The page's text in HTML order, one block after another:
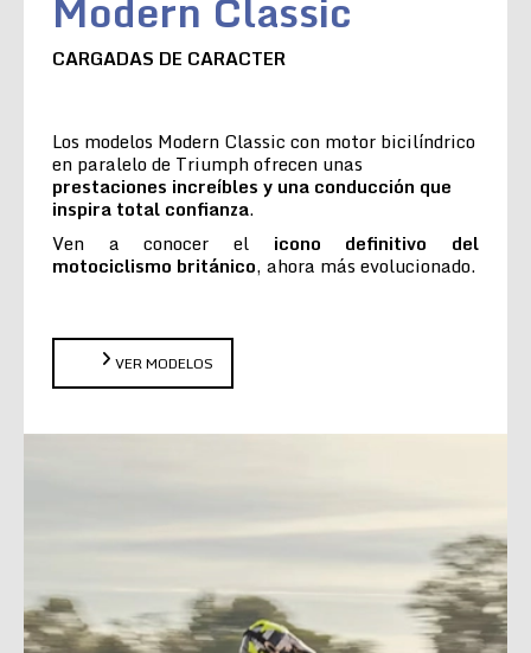
CARGADAS DE CARACTER
Los modelos Modern Classic con motor bicilíndrico
en paralelo de Triumph ofrecen unas
prestaciones increíbles y una conducción que
inspira total confianza.
Ven a conocer el icono definitivo del
motociclismo británico, ahora más evolucionado.
VER MODELOS